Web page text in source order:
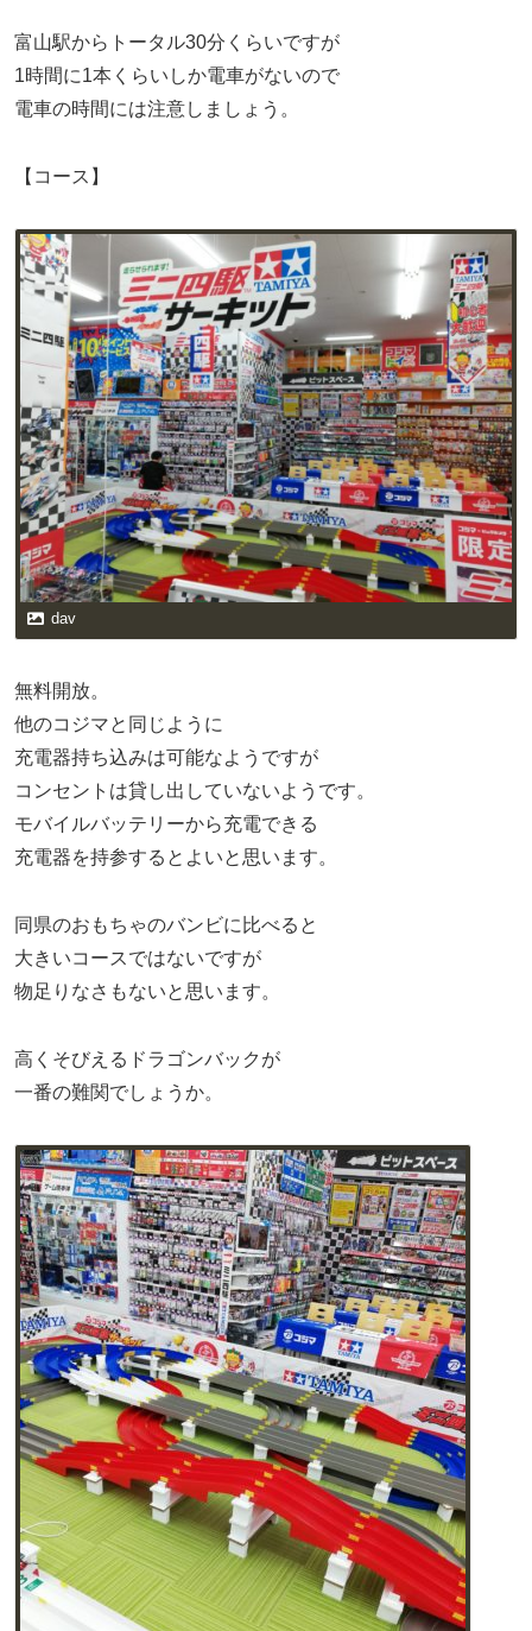
富山駅からトータル30分くらいですが
1時間に1本くらいしか電車がないので
電車の時間には注意しましょう。
【コース】
dav
無料開放。
他のコジマと同じように
充電器持ち込みは可能なようですが
コンセントは貸し出していないようです。
モバイルバッテリーから充電できる
充電器を持参するとよいと思います。
同県のおもちゃのバンビに比べると
大きいコースではないですが
物足りなさもないと思います。
高くそびえるドラゴンバックが
一番の難関でしょうか。